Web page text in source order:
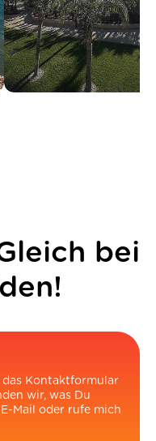
bei
das Kontaktformular
wir, was Du
Mail oder rufe mich